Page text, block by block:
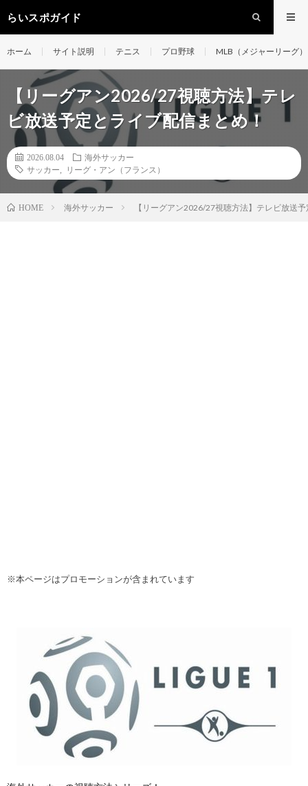
らいスポガイド
ホーム サイト説明 テニス プロ野球 MLB（メジャーリーグ）
【リーグアン2026/27視聴方法】テレ
ビ放送予定とライブ配信まとめ！
2026.08.04
海外サッカー
サッカー
リーグ・アン（フランス）
HOME 海外サッカー 【リーグアン2026/27視聴方法】テレビ放送
※本ページはプロモーションが含まれています